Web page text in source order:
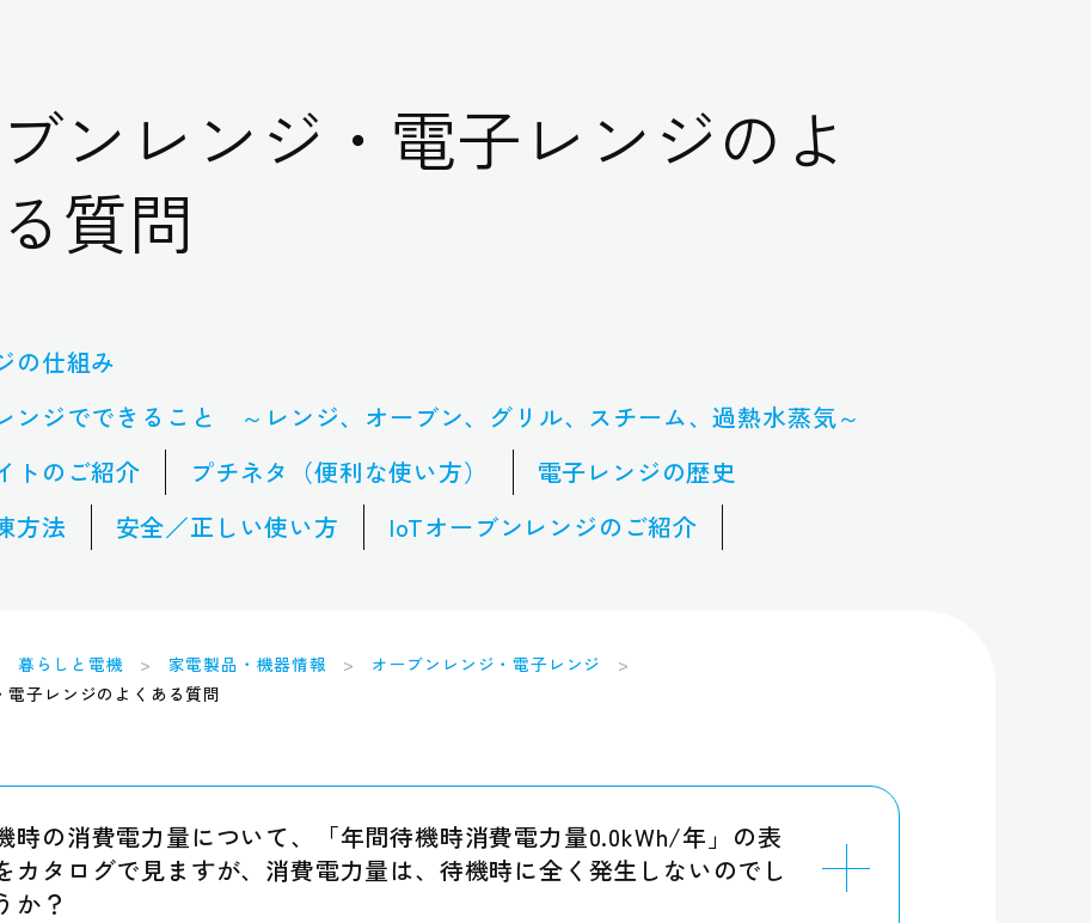
ンレンジ・電子レンジのよ
質問
の仕組み
ンジでできること ～レンジ、オーブン、グリル、スチーム、過熱水蒸気～
トのご紹介
プチネタ（便利な使い方）
電子レンジの歴史
方法
安全／正しい使い方 IoTオーブンレンジのご紹介
暮らしと電機 家電製品・機器情報
オーブンレンジ・電子レンジ
電子レンジのよくある質問
時の消費電力量について、「年間待機時消費電力量0.0kWh/年」の表
カタログで見ますが、消費電力量は、待機時に全く発生しないのでし
か？